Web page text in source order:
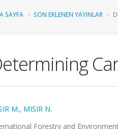
SAYFA SON EKLENEN YAYINLAR
M., MISIR N.
Forestry and